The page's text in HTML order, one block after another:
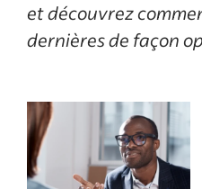
et découvrez
dernières de façon